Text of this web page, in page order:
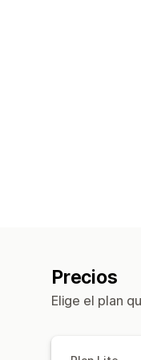
Precios
Elige el plan